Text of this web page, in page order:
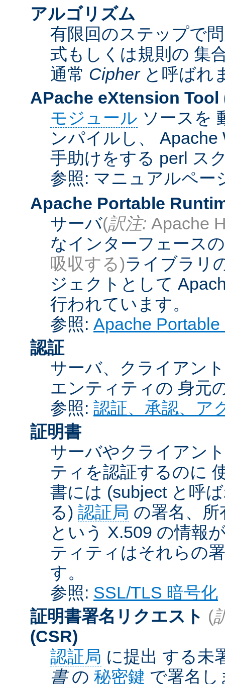
アルゴリズム
有限回のステップで
式もしくは規則の 集
通常 Cipherと呼ばれ
APache eXtension Tool
モジュール ソースを
ンパイルし、
手助けをする perl ス
参照: マニュアルペー
Apache Portable
サーバ(訳注: Apache
なインターフェース
吸収する)ライブラリ
ジェクトとして
行われています。
参照: Apache
認証
サーバ、クライアン
エンティティの 身元
参照: 認証、承認、ア
証明書
サーバやクライアン
ティを認証するのに
書には (subject と呼
る) 認証局 の署名、
という X.509 の情報
ティティはそれらの
す。
参照: SSL/TLS 暗号化
証明書署名リクエスト (
(CSR)
認証局 に提出 する未
書の 秘密鍵 で署名し